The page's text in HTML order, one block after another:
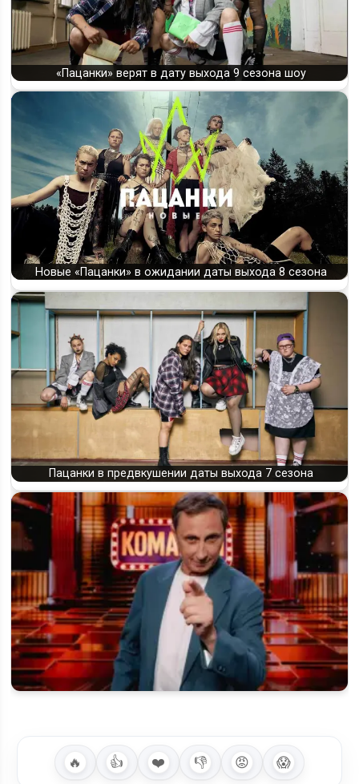
«Пацанки» верят в дату выхода 9 сезона шоу
Новые «Пацанки» в ожидании даты выхода 8 сезона
Пацанки в предвкушении даты выхода 7 сезона
🔥 👍 ❤️ 👎 😡 😱